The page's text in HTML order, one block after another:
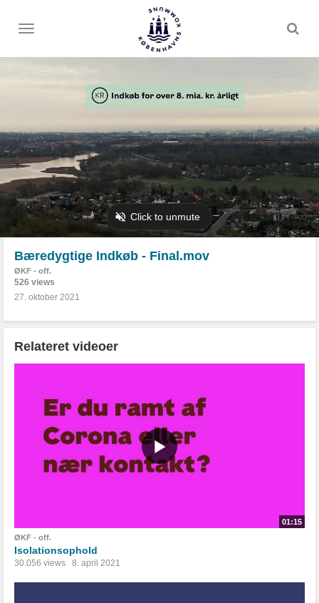
Toggle
Bæredygtige Indkøb - Final.mov
ØKF - off.
526 views
27. oktober 2021
Relateret videoer
01:15
ØKF - off.
Isolationsophold
30.056 views 8. april 2021